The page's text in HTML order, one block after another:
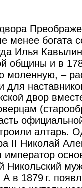
менее богата
Илья Кавылин
общины и в
моленную, –
для
двор
алтарь.
II Николай
Никольский
в 1879 г.